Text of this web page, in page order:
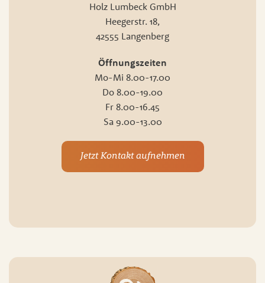
Holz Lumbeck GmbH
Heegerstr. 18,
42555 Langenberg
Öffnungszeiten
Mo-Mi 8.00-17.00
Do 8.00-19.00
Fr 8.00-16.45
Sa 9.00-13.00
Jetzt Kontakt aufnehmen